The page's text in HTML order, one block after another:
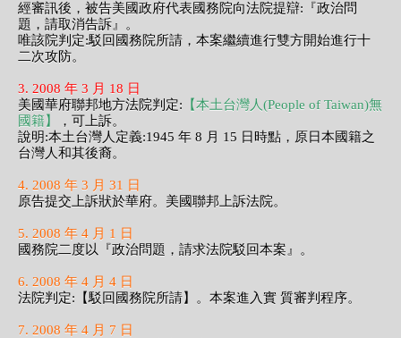
經審訊後，被告美國政府代表國務院向法院提辯:『政治問
題，請取消告訴』。
唯該院判定:駁回國務院所請，本案繼續進行雙方開始進行十
二次攻防。
3. 2008 年 3 月 18 日
美國華府聯邦地方法院判定: 【本土台灣人(People of Taiwan)無
國籍】
，可上訴。
說明:本土台灣人定義:1945 年 8 月 15 日時點，原日本國籍之
台灣人和其後裔。
4. 2008 年 3 月 31 日
原告提交上訴狀於華府。美國聯邦上訴法院。
5. 2008 年 4 月 1 日
國務院二度以『政治問題，請求法院駁回本案』。
6. 2008 年 4 月 4 日
法院判定:【駁回國務院所請】。本案進入實 質審判程序。
7. 2008 年 4 月 7 日